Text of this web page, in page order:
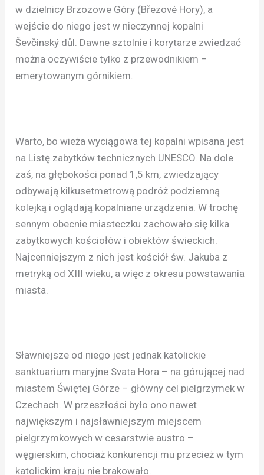
w dzielnicy Brzozowe Góry (Březové Hory), a
wejście do niego jest w nieczynnej kopalni
Ševčinský důl. Dawne sztolnie i korytarze zwiedzać
można oczywiście tylko z przewodnikiem –
emerytowanym górnikiem.
Warto, bo wieża wyciągowa tej kopalni wpisana jest
na Listę zabytków technicznych UNESCO. Na dole
zaś, na głębokości ponad 1,5 km, zwiedzający
odbywają kilkusetmetrową podróż podziemną
kolejką i oglądają kopalniane urządzenia. W trochę
sennym obecnie miasteczku zachowało się kilka
zabytkowych kościołów i obiektów świeckich.
Najcenniejszym z nich jest kościół św. Jakuba z
metryką od XIII wieku, a więc z okresu powstawania
miasta.
Sławniejsze od niego jest jednak katolickie
sanktuarium maryjne Svata Hora – na górującej nad
miastem Świętej Górze – główny cel pielgrzymek w
Czechach. W przeszłości było ono nawet
największym i najsławniejszym miejscem
pielgrzymkowych w cesarstwie austro –
węgierskim, chociaż konkurencji mu przecież w tym
katolickim kraju nie brakowało.